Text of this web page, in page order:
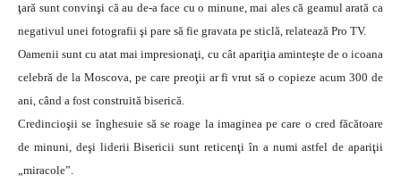
ţară sunt convinşi că au de-a face cu o minune, mai ales că geamul arată ca
negativul unei fotografii şi pare să fie gravata pe sticlă, relatează Pro TV.
Oamenii sunt cu atat mai impresionaţi, cu cât apariţia aminteşte de o icoana
celebră de la Moscova, pe care preoţii ar fi vrut să o copieze acum 300 de
ani, când a fost construită biserică.
Credincioşii se înghesuie să se roage la imaginea pe care o cred făcătoare
de minuni, deşi liderii Bisericii sunt reticenţi în a numi astfel de apariţii
„miracole”.